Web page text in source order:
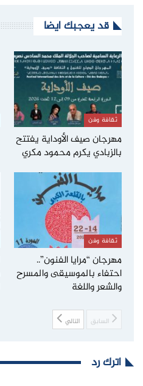
قد يعجبك ايضا
ثقافة وفن
مهرجان صيف الأوداية يفتتح
بالزبادي يكرم محمود مكري
ثقافة وفن
مهرجان “مرايا الفنون”..
احتفاء بالموسيقى والمسرح
والشعر واللغة
السابق التالي
اترك رد